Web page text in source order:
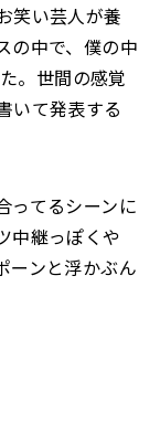
笑い芸人が養
の中で、僕の中
。世間の感覚
いて発表する
ってるシーンに
中継っぽくや
ーンと浮かぶん